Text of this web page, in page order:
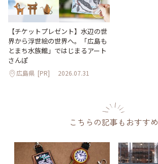
【チケットプレゼント】水辺の世
界から浮世絵の世界へ。「広島も
とまち水族館」ではじまるアート
さんぽ
広島県 [PR] 2026.07.31
こちらの記事もおすすめ